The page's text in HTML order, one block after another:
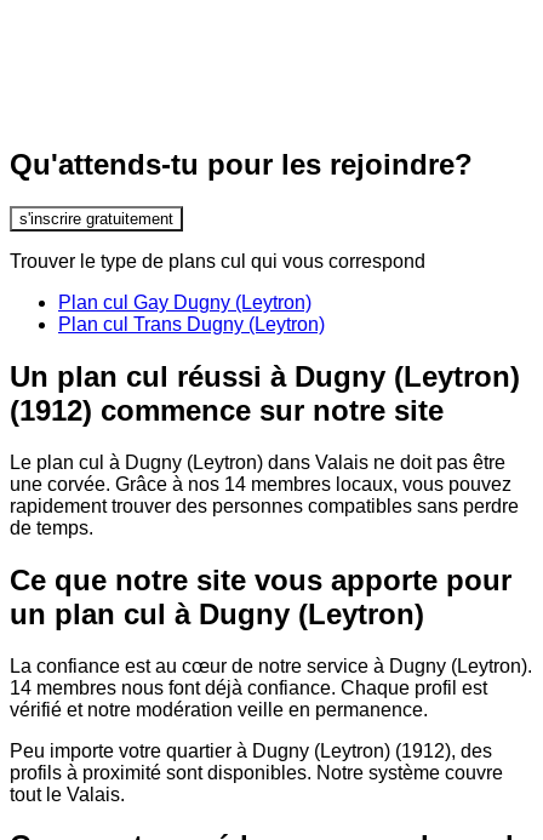
Qu'attends-tu pour les rejoindre?
s'inscrire gratuitement
Trouver le type de plans cul qui vous correspond
Plan cul Gay Dugny (Leytron)
Plan cul Trans Dugny (Leytron)
Un plan cul réussi à Dugny (Leytron)
(1912) commence sur notre site
Le plan cul à Dugny (Leytron) dans Valais ne doit pas être
une corvée. Grâce à nos 14 membres locaux, vous pouvez
rapidement trouver des personnes compatibles sans perdre
de temps.
Ce que notre site vous apporte pour
un plan cul à Dugny (Leytron)
La confiance est au cœur de notre service à Dugny (Leytron).
14 membres nous font déjà confiance. Chaque profil est
vérifié et notre modération veille en permanence.
Peu importe votre quartier à Dugny (Leytron) (1912), des
profils à proximité sont disponibles. Notre système couvre
tout le Valais.